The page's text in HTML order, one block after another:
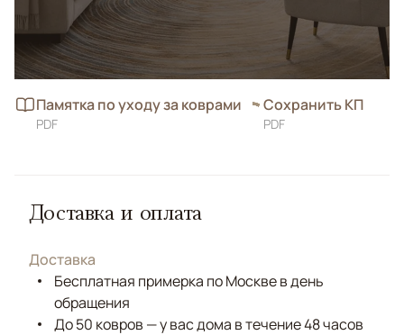
Памятка по уходу за коврами
PDF
Сохранить КП
PDF
Доставка и оплата
Доставка
Бесплатная примерка по Москве в день
обращения
До 50 ковров — у вас дома в течение 48 часов